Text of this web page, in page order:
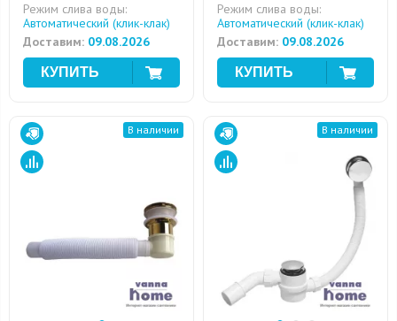
Режим слива воды:
Автоматический (клик-клак)
Доставим: 09.08.2026
Режим слива воды:
Автоматический (клик-клак)
Доставим: 09.08.2026
В наличии В наличии